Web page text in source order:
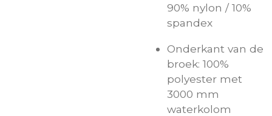
90% nylon / 10%
spandex
Onderkant van de
broek: 100%
polyester met
3000 mm
waterkolom